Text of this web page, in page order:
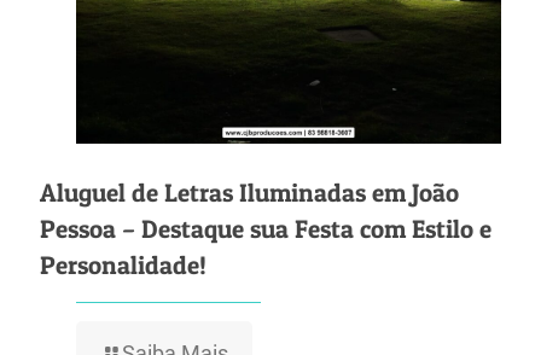
Aluguel de Letras Iluminadas em João
Pessoa – Destaque sua Festa com Estilo e
Personalidade!